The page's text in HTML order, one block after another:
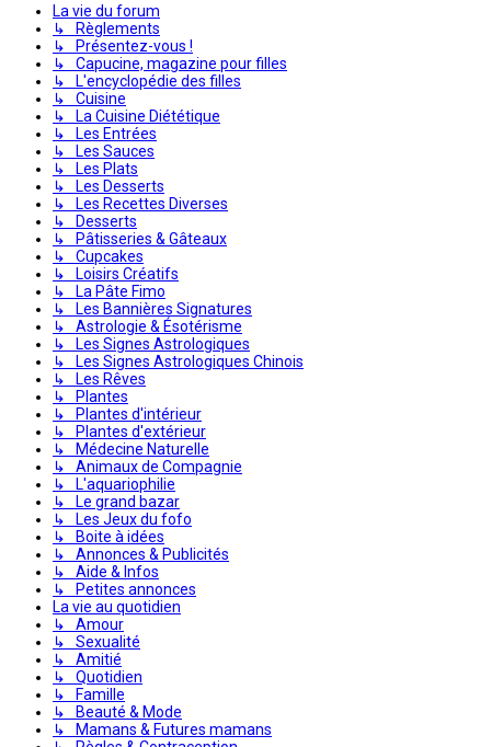
La vie du forum
↳ Règlements
↳ Présentez-vous !
↳ Capucine, magazine pour filles
↳ L'encyclopédie des filles
↳ Cuisine
↳ La Cuisine Diététique
↳ Les Entrées
↳ Les Sauces
↳ Les Plats
↳ Les Desserts
↳ Les Recettes Diverses
↳ Desserts
↳ Pâtisseries & Gâteaux
↳ Cupcakes
↳ Loisirs Créatifs
↳ La Pâte Fimo
↳ Les Bannières Signatures
↳ Astrologie & Ésotérisme
↳ Les Signes Astrologiques
↳ Les Signes Astrologiques Chinois
↳ Les Rêves
↳ Plantes
↳ Plantes d'intérieur
↳ Plantes d'extérieur
↳ Médecine Naturelle
↳ Animaux de Compagnie
↳ L'aquariophilie
↳ Le grand bazar
↳ Les Jeux du fofo
↳ Boite à idées
↳ Annonces & Publicités
↳ Aide & Infos
↳ Petites annonces
La vie au quotidien
↳ Amour
↳ Sexualité
↳ Amitié
↳ Quotidien
↳ Famille
↳ Beauté & Mode
↳ Mamans & Futures mamans